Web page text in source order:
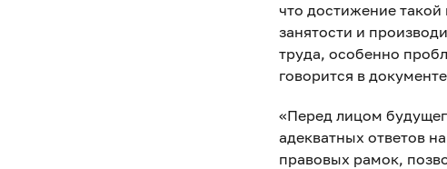
что достижение
занятости и
труда, особенно
говорится в
«Перед лицом
адекватных ответов
правовых рамок,